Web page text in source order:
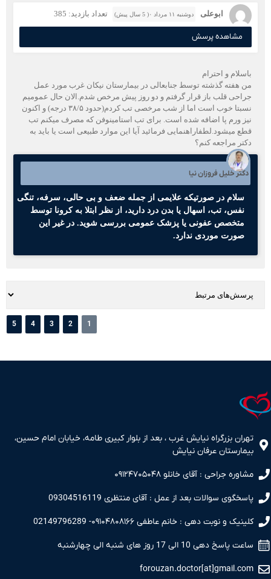
ابوعلی دوشنبه ۱۱ مرداد ۰( 5 سال پیش) تعداد بازدید: 385
مشاهده پرسش
باسلام و احترام
من هفته گذشته توسط جنابعالی در بیمارستان نیکان غرب مورد عمل
جراحی قلب باز قرار گرفتم و دو روز پیش مرخص شدم.الان حال عمومیم
نسبتا خوب است اما از شب مرخصی تب کردم(حدود ۳۸/۵ درجه) و اکنون
نیز ورم پا اضافه شده است. برای تب استامینوفن که مصرف میکنم تب
قطع میشود.لطفاراهنمایی فرمائید آیا این موارد طبیعی است یا باید به
دکتر مراجعه کنم؟
دکتر خلیل فروزان نیا
سلام در صورتیکه علایمی از جمله ضعف و بی حالی، سرفه، تنگی
نفس، تب، اسهال یا بدن درد دارید، از نظر ابتلا به کرونا توسط
متخصص عفونی یا پزشک عمومی بررسی شوید. در غیر این
صورت موردی ندارد.
1
2
3
4
5
تهران بزرگراه نیایش غرب ، بعد از بلوار کبیری طامه، خیابان امام حسین،
بیمارستان عرفان نیایش
مشاوره جراحی : آقای خانلو ۰۹۱۲۴۷۰۵۰۴۸
پاسخگوی سوالات بعد از عمل : آقای منتظری 09304516119
کلینیک و نوبت دهی : خانم عاطفی ۰۹۱۰۴۸۰۸۱۶۶- 02149796289
ساعت پاسخ دهی 10 الی 17 روز های شنبه الی چهارشنبه
forouzan.doctor[at]gmail.com